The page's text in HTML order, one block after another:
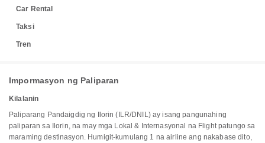
Car Rental
Taksi
Tren
Impormasyon ng Paliparan
Kilalanin
Paliparang Pandaigdig ng Ilorin (ILR/DNIL) ay isang pangunahing
paliparan sa Ilorin, na may mga Lokal & Internasyonal na Flight patungo sa
maraming destinasyon. Humigit-kumulang 1 na airline ang nakabase dito,